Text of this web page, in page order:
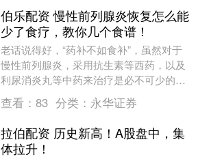
伯乐配资 慢性前列腺炎恢复怎么能
少了食疗，教你几个食谱！
老话说得好，“药补不如食补”，虽然对于
慢性前列腺炎，采用抗生素等西药，以及
利尿消炎丸等中药来治疗是必不可少的，
但合理的膳食搭配药膳，可达事半功倍的
效果。今天就给....
查看： 83 分类： 永华证券
拉伯配资 历史新高！A股盘中，集
体拉升！